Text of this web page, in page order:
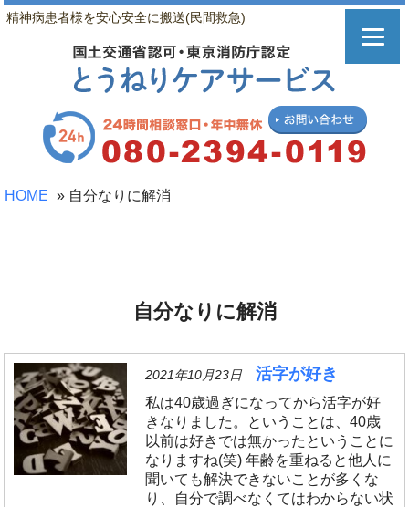
精神病患者様を安心安全に搬送(民間救急)
HOME » 自分なりに解消
自分なりに解消
2021年10月23日 活字が好き
私は40歳過ぎになってから活字が好
きなりました。ということは、40歳
以前は好きでは無かったということに
なりますね(笑) 年齢を重ねると他人に
聞いても解決できないことが多くな
り、自分で調べなくてはわからない状